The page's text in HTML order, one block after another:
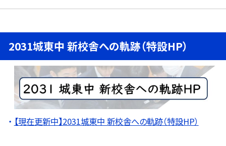
2031城東中 新校舎への軌跡（特設HP）
【現在更新中】2031城東中 新校舎への軌跡（特設HP）